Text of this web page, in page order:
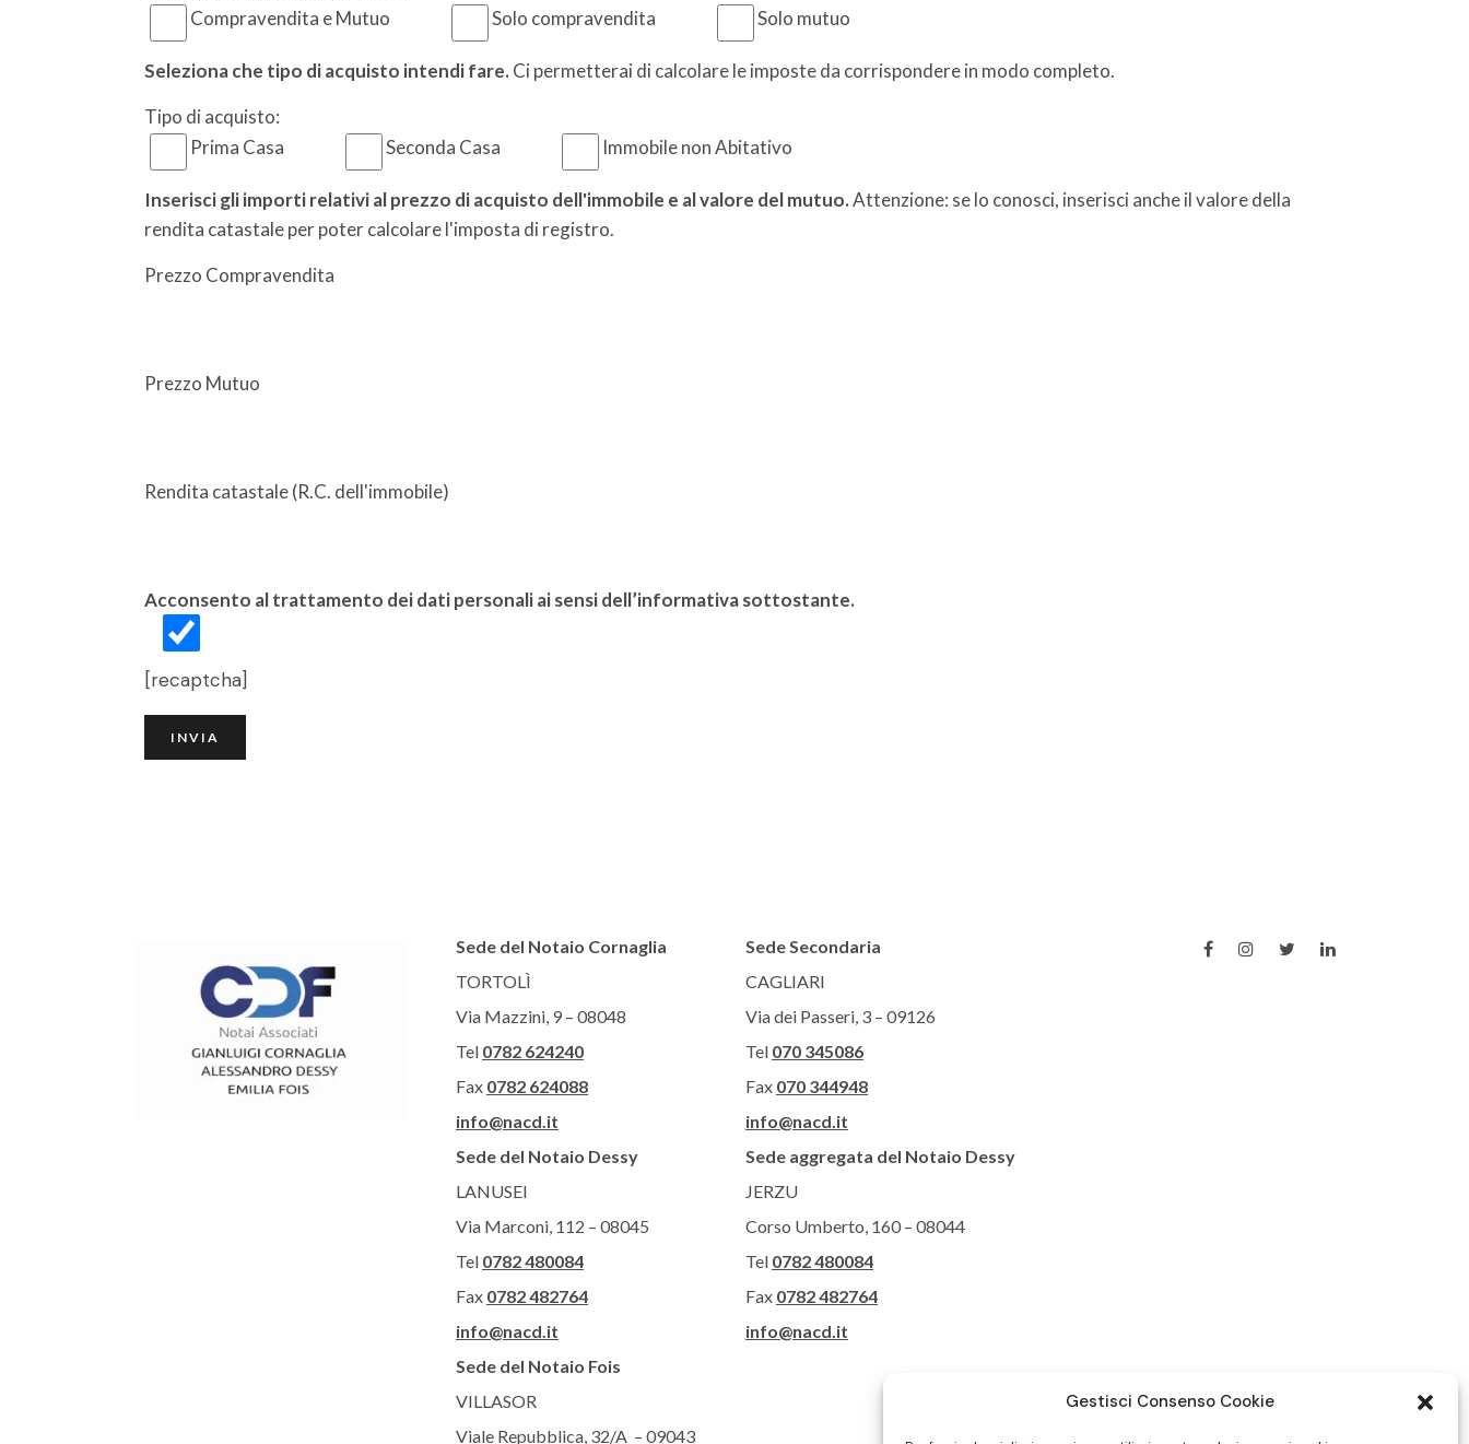
Gestisci Consenso Cookie
Compravendita e Mutuo
Solo compravendita Solo mutuo
Seleziona che tipo di acquisto intendi fare. Ci permetterai di calcolare le imposte da corrispondere in modo completo.
Tipo di acquisto:
Prima Casa
Seconda Casa Immobile non Abitativo
Inserisci gli importi relativi al prezzo di acquisto dell'immobile e al valore del mutuo.Attenzione: se lo conosci, inserisci anche il valore della
rendita catastale per poter calcolare l'imposta di registro.
Prezzo Compravendita
Prezzo Mutuo
Rendita catastale (R.C. dell'immobile)
Acconsento al trattamento dei dati personali ai sensi dell’informativa sottostante.
[recaptcha]
Sede del Notaio Cornaglia
TORTOLÌ
Via Mazzini, 9 – 08048
Tel 0782 624240
Fax 0782 624088
info@nacd.it
Sede del Notaio Dessy
LANUSEI
Via Marconi, 112 – 08045
Tel 0782 480084
Fax 0782 482764
info@nacd.it
Sede del Notaio Fois
VILLASOR
Viale Repubblica, 32/A – 09043
Sede Secondaria
CAGLIARI
Via dei Passeri, 3 – 09126
Tel 070 345086
Fax 070 344948
info@nacd.it
Sede aggregata del Notaio Dessy
JERZU
Corso Umberto, 160 – 08044
Tel 0782 480084
Fax 0782 482764
info@nacd.it